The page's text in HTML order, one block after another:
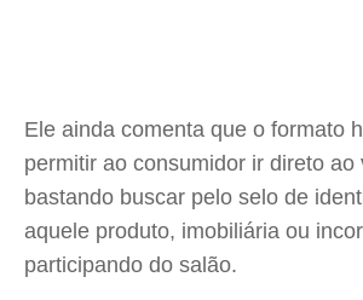
Ele ainda comenta que o formato
permitir ao consumidor ir direto ao
bastando buscar pelo selo de
aquele produto, imobiliária ou
participando do salão.